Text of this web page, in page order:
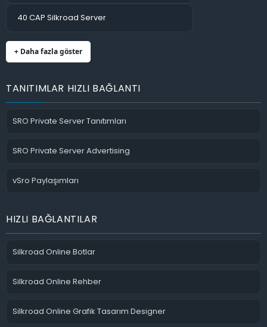
40 CAP Silkroad Server
+ Daha fazla göster
TANITIMLAR HIZLI BAĞLANTI
SRO Private Server Tanıtımları
SRO Private Server Advertising
vSro Paylaşımları
HIZLI BAĞLANTILAR
Silkroad Online Botlar
Silkroad Online Rehber
Silkroad Online Grafik Tasarım Designer